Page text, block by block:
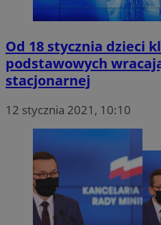
Od 18 stycznia dzieci
podstawowych
stacjonarnej
12 stycznia 2021, 10:10